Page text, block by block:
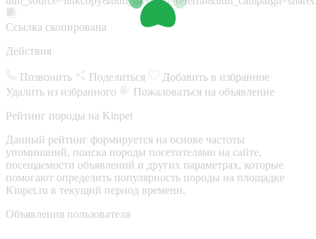
Ссылка скопирована
Действия
Позвонить Поделиться
Добавить в избранное
Удалить из избранного
Пожаловаться на объявление
Рейтинг породы на Kinpet
Данный рейтинг формируется на основе частоты
упоминаний, поиска породы посетителями на сайте,
посещаемости объявлений и других параметрах, которые
помогают определить популярность породы на площадке
Kinpet.ru в текущий период времени.
Объявления пользователя